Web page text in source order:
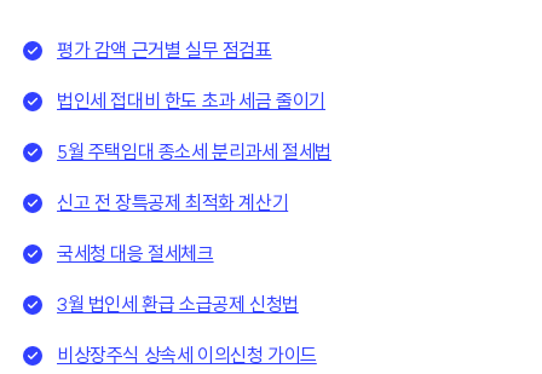
평가 감액 근거별 실무 점검표
법인세 접대비 한도 초과 세금 줄이기
5월 주택임대 종소세 분리과세 절세법
신고 전 장특공제 최적화 계산기
국세청 대응 절세체크
3월 법인세 환급 소급공제 신청법
비상장주식 상속세 이의신청 가이드